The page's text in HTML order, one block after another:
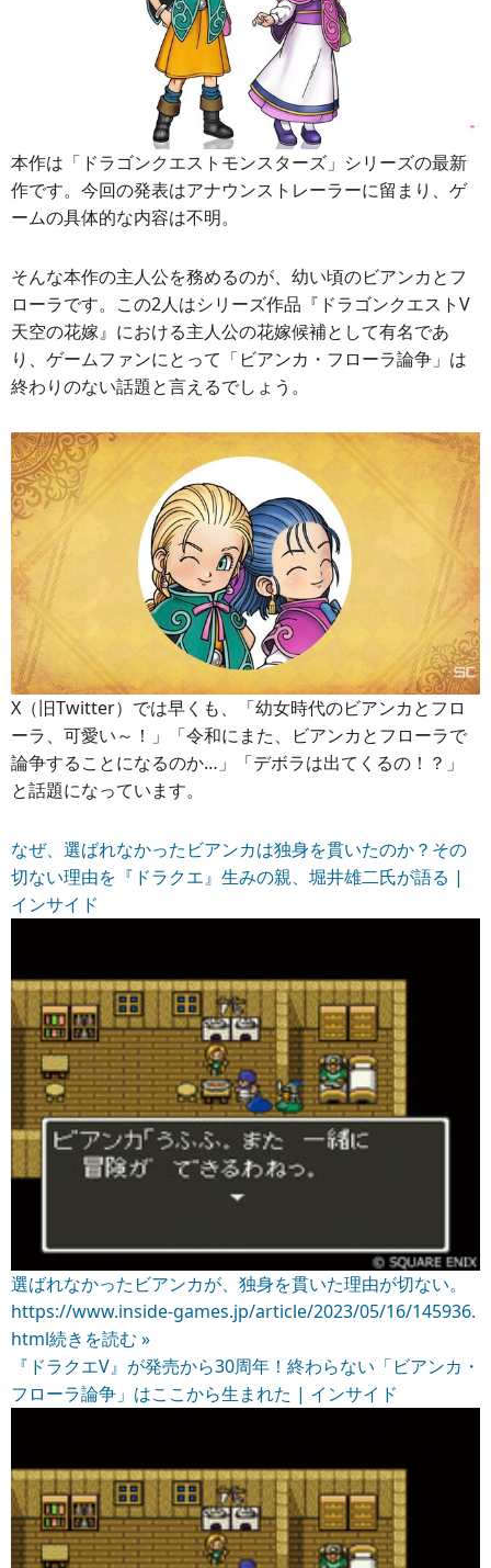
本作は「ドラゴンクエストモンスターズ」シリーズの最新
作です。今回の発表はアナウンストレーラーに留まり、ゲ
ームの具体的な内容は不明。
そんな本作の主人公を務めるのが、幼い頃のビアンカとフ
ローラです。この2人はシリーズ作品『ドラゴンクエストV
天空の花嫁』における主人公の花嫁候補として有名であ
り、ゲームファンにとって「ビアンカ・フローラ論争」は
終わりのない話題と言えるでしょう。
X（旧Twitter）では早くも、「幼女時代のビアンカとフロ
ーラ、可愛い～！」「令和にまた、ビアンカとフローラで
論争することになるのか…」「デボラは出てくるの！？」
と話題になっています。
なぜ、選ばれなかったビアンカは独身を貫いたのか？その
切ない理由を『ドラクエ』生みの親、堀井雄二氏が語る |
インサイド
選ばれなかったビアンカが、独身を貫いた理由が切ない。
https://www.inside-games.jp/article/2023/05/16/145936.
html続きを読む »
『ドラクエV』が発売から30周年！終わらない「ビアンカ・
フローラ論争」はここから生まれた | インサイド